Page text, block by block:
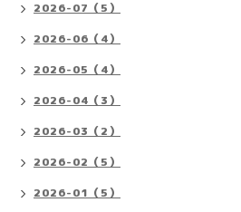
2026-07（5）
2026-06（4）
2026-05（4）
2026-04（3）
2026-03（2）
2026-02（5）
2026-01（5）